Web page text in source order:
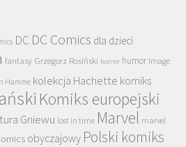
DC DC Comics dla dzieci
fantasy Grzegorz Rosiński horror humor Image
Hamme kolekcja Hachette komiks
Komiks europejski
Gniewu lost in time Marvel marvel
obyczajowy Polski komiks